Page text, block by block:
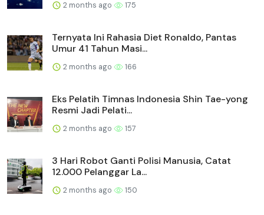
2 months ago 175
Ternyata Ini Rahasia Diet Ronaldo, Pantas
Umur 41 Tahun Masi...
2 months ago 166
Eks Pelatih Timnas Indonesia Shin Tae-yong
Resmi Jadi Pelati...
2 months ago 157
3 Hari Robot Ganti Polisi Manusia, Catat
12.000 Pelanggar La...
2 months ago 150